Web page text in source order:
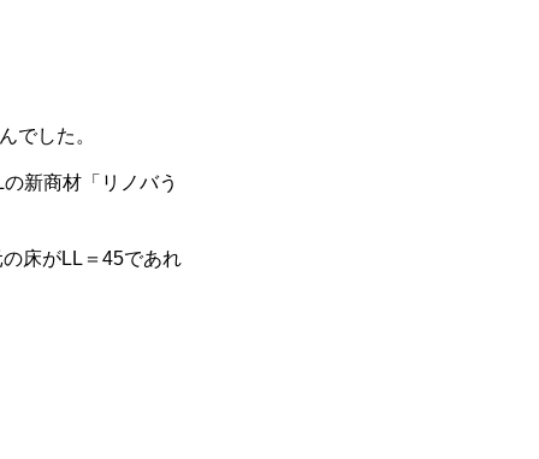
でした。
新商材「リノバう
床がLL＝45であれ